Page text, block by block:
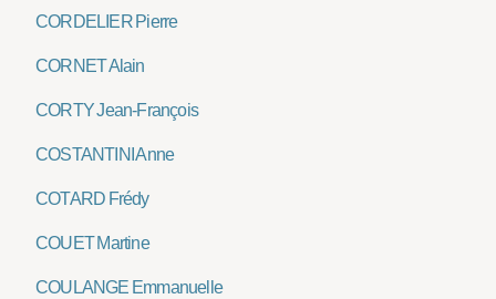
CORDELIER Pierre
CORNET Alain
CORTY Jean-François
COSTANTINI Anne
COTARD Frédy
COUET Martine
COULANGE Emmanuelle